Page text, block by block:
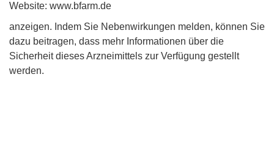
Website: www.bfarm.de
anzeigen. Indem Sie Nebenwirkungen melden, können Sie
dazu beitragen, dass mehr Informationen über die
Sicherheit dieses Arzneimittels zur Verfügung gestellt
werden.